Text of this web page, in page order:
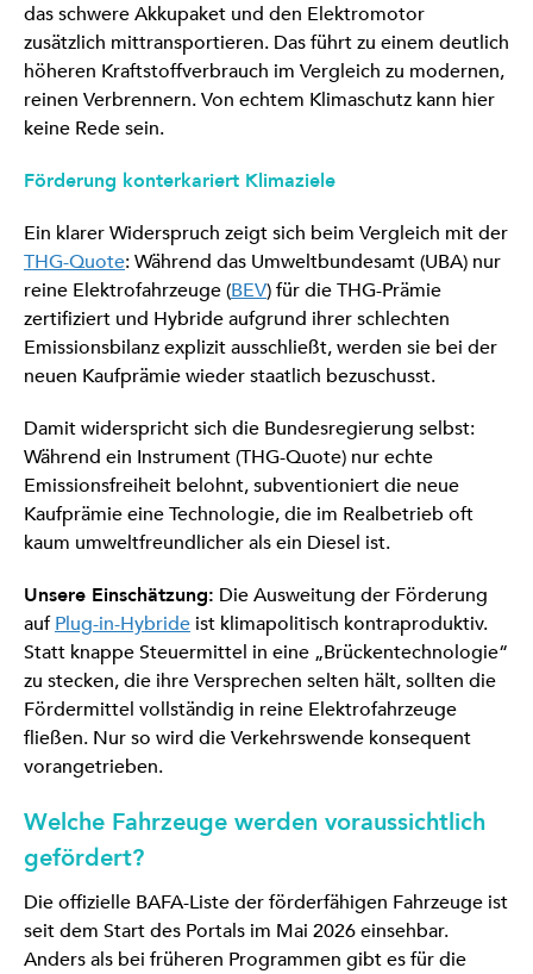
das schwere Akkupaket und den Elektromotor
zusätzlich mittransportieren. Das führt zu einem deutlich
höheren Kraftstoffverbrauch im Vergleich zu modernen,
reinen Verbrennern. Von echtem Klimaschutz kann hier
keine Rede sein.
Förderung konterkariert Klimaziele
Ein klarer Widerspruch zeigt sich beim Vergleich mit der
THG-Quote: Während das Umweltbundesamt (UBA) nur
reine Elektrofahrzeuge (BEV) für die THG-Prämie
zertifiziert und Hybride aufgrund ihrer schlechten
Emissionsbilanz explizit ausschließt, werden sie bei der
neuen Kaufprämie wieder staatlich bezuschusst.
Damit widerspricht sich die Bundesregierung selbst:
Während ein Instrument (THG-Quote) nur echte
Emissionsfreiheit belohnt, subventioniert die neue
Kaufprämie eine Technologie, die im Realbetrieb oft
kaum umweltfreundlicher als ein Diesel ist.
Unsere Einschätzung: Die Ausweitung der Förderung
aufPlug-in-Hybride ist klimapolitisch kontraproduktiv.
Statt knappe Steuermittel in eine „Brückentechnologie“
zu stecken, die ihre Versprechen selten hält, sollten die
Fördermittel vollständig in reine Elektrofahrzeuge
fließen. Nur so wird die Verkehrswende konsequent
vorangetrieben.
Welche Fahrzeuge werden voraussichtlich
gefördert?
Die offizielle BAFA-Liste der förderfähigen Fahrzeuge ist
seit dem Start des Portals im Mai 2026 einsehbar.
Anders als bei früheren Programmen gibt es für die